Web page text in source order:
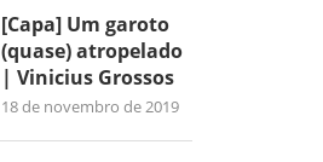
[Capa] Um garoto
(quase) atropelado
| Vinicius Grossos
18 de novembro de 2019